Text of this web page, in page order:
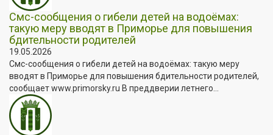
Смс-сообщения о гибели детей на водоёмах:
такую меру вводят в Приморье для повышения
бдительности родителей
19.05.2026
Смс-сообщения о гибели детей на водоёмах: такую меру
вводят в Приморье для повышения бдительности родителей,
сообщает www.primorsky.ru В преддверии летнего...